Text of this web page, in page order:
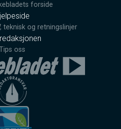
forside
teknisk og retningslinjer
oss